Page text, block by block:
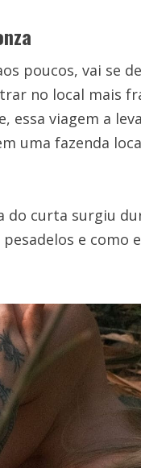
poucos, vai se
no local mais
essa viagem a
uma fazenda
do curta surgiu
pesadelos e